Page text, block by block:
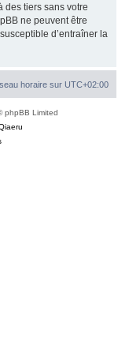
des tiers sans votre
ne peuvent être
d’entraîner la
horaire sur UTC+02:00
phpBB Limited